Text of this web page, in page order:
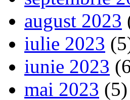
august 2023
iulie 2023
iunie 2023
mai 2023 (5)